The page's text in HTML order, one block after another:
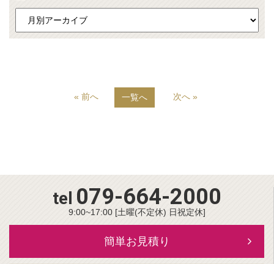
« 前へ 一覧へ 次へ »
tel 079-664-2000
9:00~17:00 [土曜(不定休) 日祝定休]
簡単お見積り